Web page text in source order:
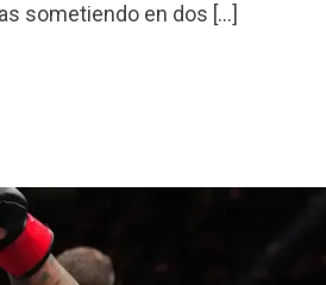
sometiendo en dos […]